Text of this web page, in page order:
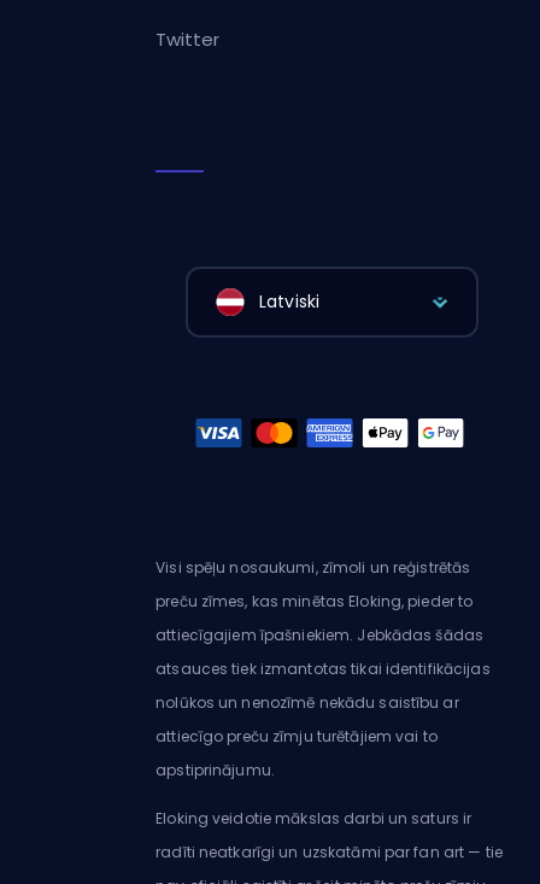
Twitter
Latviski
Visi spēļu nosaukumi, zīmoli un reģistrētās
preču zīmes, kas minētas Eloking, pieder to
attiecīgajiem īpašniekiem. Jebkādas šādas
atsauces tiek izmantotas tikai identifikācijas
nolūkos un nenozīmē nekādu saistību ar
attiecīgo preču zīmju turētājiem vai to
apstiprinājumu.
Eloking veidotie mākslas darbi un saturs ir
radīti neatkarīgi un uzskatāmi par fan art — tie